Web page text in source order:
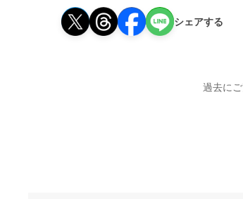
シェアする
過去に